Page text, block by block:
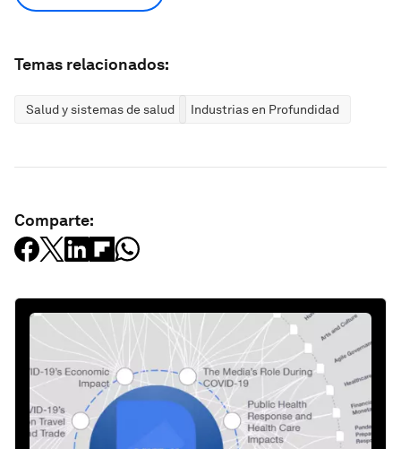
Temas relacionados:
Salud y sistemas de salud Industrias en Profundidad
Comparte: